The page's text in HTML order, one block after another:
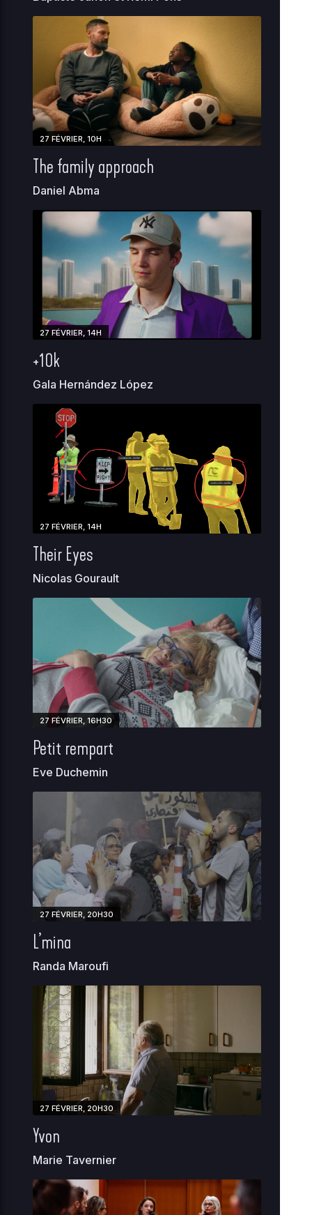
27 FÉVRIER, 10H
The family approach
Daniel Abma
27 FÉVRIER, 14H
+10k
Gala Hernández López
27 FÉVRIER, 14H
Their Eyes
Nicolas Gourault
27 FÉVRIER, 16H30
Petit rempart
Eve Duchemin
27 FÉVRIER, 20H30
L’mina
Randa Maroufi
27 FÉVRIER, 20H30
Yvon
Marie Tavernier